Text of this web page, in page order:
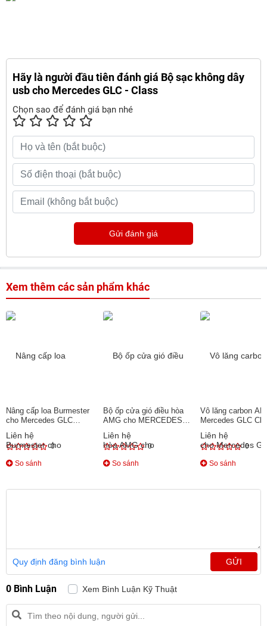
Hãy là người đầu tiên đánh giá Bộ sạc không dây
usb cho Mercedes GLC - Class
Chọn sao để đánh giá bạn nhé
Gửi đánh giá
Xem thêm các sản phẩm khác
Nâng cấp loa Burmester
cho Mercedes GLC
Liên hệ
0
So sánh
Bộ ốp cửa gió điều hòa
AMG cho MERCEDES
Liên hệ
0
So sánh
Vô lăng carbon
Mercedes GLC
Liên hệ
0
So sánh
Quy định đăng bình luận GỬI
0 Bình Luận Xem Bình Luận Kỹ Thuật